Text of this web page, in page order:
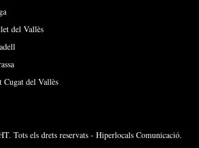
del Vallès
Cugat del Vallès
Tots els drets reservats - Hiperlocals Comunicació.